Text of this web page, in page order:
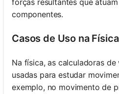
forças resultantes que
componentes.
Casos de Uso na Física
Na física, as calculadoras
usadas para estudar
exemplo, no movimento de